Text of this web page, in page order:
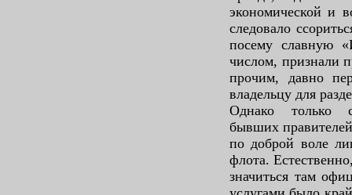
экономической и
следовало
посему славную
числом, признали
прочим, давно
владельцу для
Однако только
бывших
по доброй воле
флота.
значиться там